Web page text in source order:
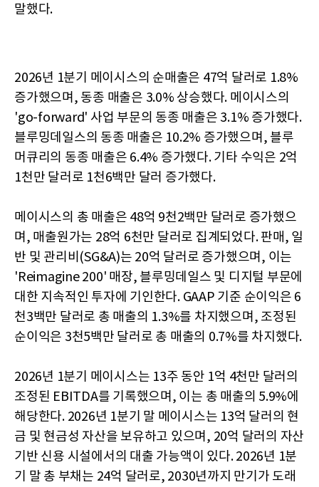
말했다.
2026년 1분기 메이시스의 순매출은 47억 달러로 1.8%
증가했으며, 동종 매출은 3.0% 상승했다. 메이시스의
'go-forward' 사업 부문의 동종 매출은 3.1% 증가했다.
블루밍데일스의 동종 매출은 10.2% 증가했으며, 블루
머큐리의 동종 매출은 6.4% 증가했다. 기타 수익은 2억
1천만 달러로 1천6백만 달러 증가했다.
메이시스의 총 매출은 48억 9천2백만 달러로 증가했으
며, 매출원가는 28억 6천만 달러로 집계되었다. 판매, 일
반 및 관리비(SG&A)는 20억 달러로 증가했으며, 이는
'Reimagine 200' 매장, 블루밍데일스 및 디지털 부문에
대한 지속적인 투자에 기인한다. GAAP 기준 순이익은 6
천3백만 달러로 총 매출의 1.3%를 차지했으며, 조정된
순이익은 3천5백만 달러로 총 매출의 0.7%를 차지했다.
2026년 1분기 메이시스는 13주 동안 1억 4천만 달러의
조정된 EBITDA를 기록했으며, 이는 총 매출의 5.9%에
해당한다. 2026년 1분기 말 메이시스는 13억 달러의 현
금 및 현금성 자산을 보유하고 있으며, 20억 달러의 자산
기반 신용 시설에서의 대출 가능액이 있다. 2026년 1분
기 말 총 부채는 24억 달러로, 2030년까지 만기가 도래